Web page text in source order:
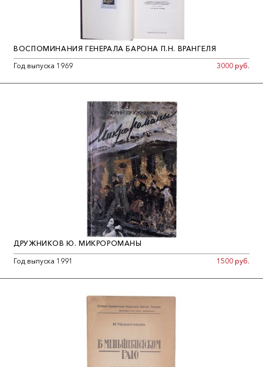
ВОСПОМИНАНИЯ ГЕНЕРАЛА БАРОНА П.Н. ВРАНГЕЛЯ
Год выпуска 1969
3000 руб.
ДРУЖНИКОВ Ю. МИКРОРОМАНЫ
Год выпуска 1991
1500 руб.